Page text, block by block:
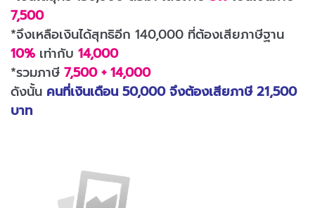
7,500
*จึงเหลือเงินได้สุทธิอีก 140,000 ที่ต้องเสียภาษีฐาน
10% เท่ากับ 14,000
*รวมภาษี 7,500 + 14,000
ดังนั้น คนที่เงินเดือน 50,000 จึงต้องเสียภาษี 21,500
บาท